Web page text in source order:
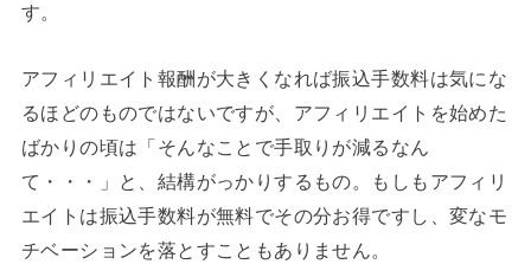
す。
アフィリエイト報酬が大きくなれば振込手数料は気にな
るほどのものではないですが、アフィリエイトを始めた
ばかりの頃は「そんなことで手取りが減るなん
て・・・」と、結構がっかりするもの。もしもアフィリ
エイトは振込手数料が無料でその分お得ですし、変なモ
チベーションを落とすこともありません。